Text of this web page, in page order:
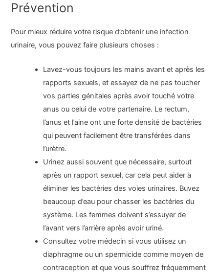
Prévention
Pour mieux réduire votre risque d’obtenir une infection
urinaire, vous pouvez faire plusieurs choses :
Lavez-vous toujours les mains avant et après les
rapports sexuels, et essayez de ne pas toucher
vos parties génitales après avoir touché votre
anus ou celui de votre partenaire. Le rectum,
l’anus et l’aine ont une forte densité de bactéries
qui peuvent facilement être transférées dans
l’urètre.
Urinez aussi souvent que nécessaire, surtout
après un rapport sexuel, car cela peut aider à
éliminer les bactéries des voies urinaires. Buvez
beaucoup d’eau pour chasser les bactéries du
système. Les femmes doivent s’essuyer de
l’avant vers l’arrière après avoir uriné.
Consultez votre médecin si vous utilisez un
diaphragme ou un spermicide comme moyen de
contraception et que vous souffrez fréquemment